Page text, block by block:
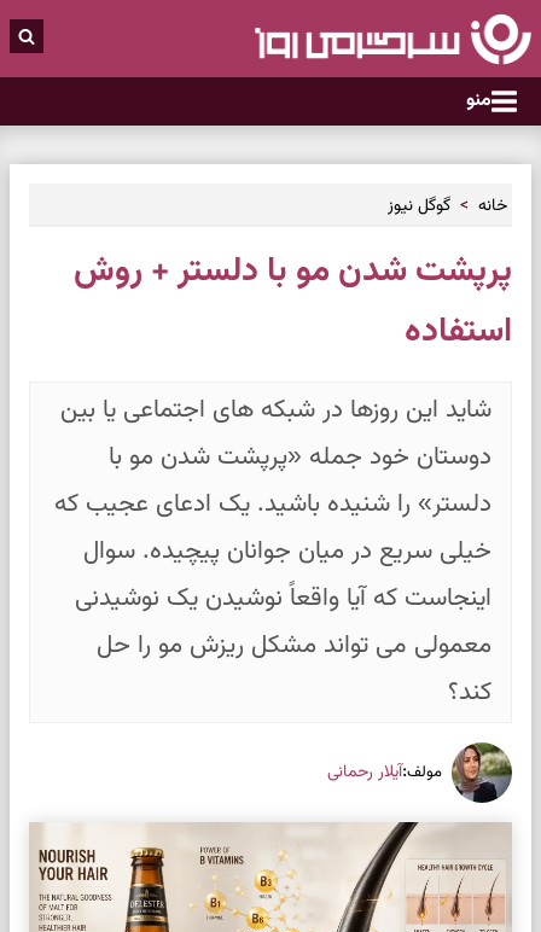
منو
خانه گوگل نیوز
پرپشت شدن مو با دلستر + روش
استفاده
شاید این روزها در شبکه های اجتماعی یا بین
دوستان خود جمله «پرپشت شدن مو با
دلستر» را شنیده باشید. یک ادعای عجیب که
خیلی سریع در میان جوانان پیچیده. سوال
اینجاست که آیا واقعاً نوشیدن یک نوشیدنی
معمولی می تواند مشکل ریزش مو را حل
کند؟
مولف:آیلار رحمانی